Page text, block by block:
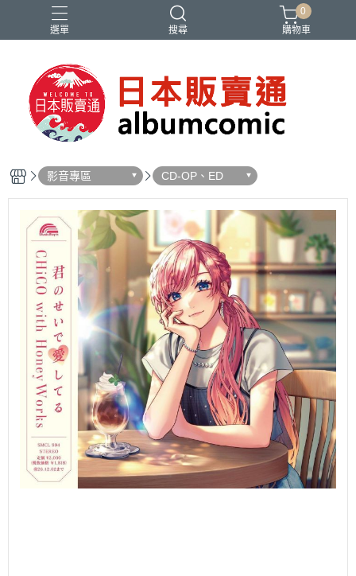
選單 搜尋
Ado IDOLiSH7 バンドリ 刀劍亂舞 妮姬
0
購物車
影音專區 CD-OP、ED